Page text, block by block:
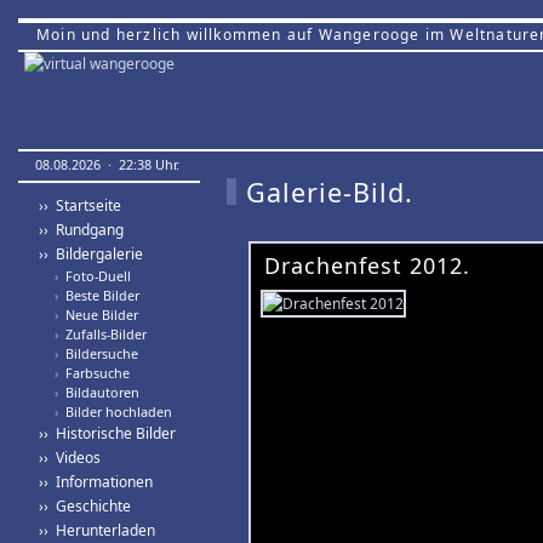
Moin und herzlich willkommen auf Wangerooge im
08.08.2026 · 22:38 Uhr.
›› Startseite
›› Rundgang
›› Bildergalerie
› Foto-Duell
› Beste Bilder
› Neue Bilder
› Zufalls-Bilder
› Bildersuche
› Farbsuche
› Bildautoren
› Bilder hochladen
›› Historische Bilder
›› Videos
›› Informationen
›› Geschichte
›› Herunterladen
Galerie-Bild.
Drachenfest 2012.